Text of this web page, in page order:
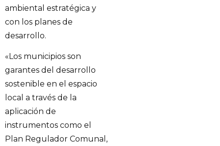
ambiental estratégica y
con los planes de
desarrollo.
«Los municipios son
garantes del desarrollo
sostenible en el espacio
local a través de la
aplicación de
instrumentos como el
Plan Regulador Comunal,